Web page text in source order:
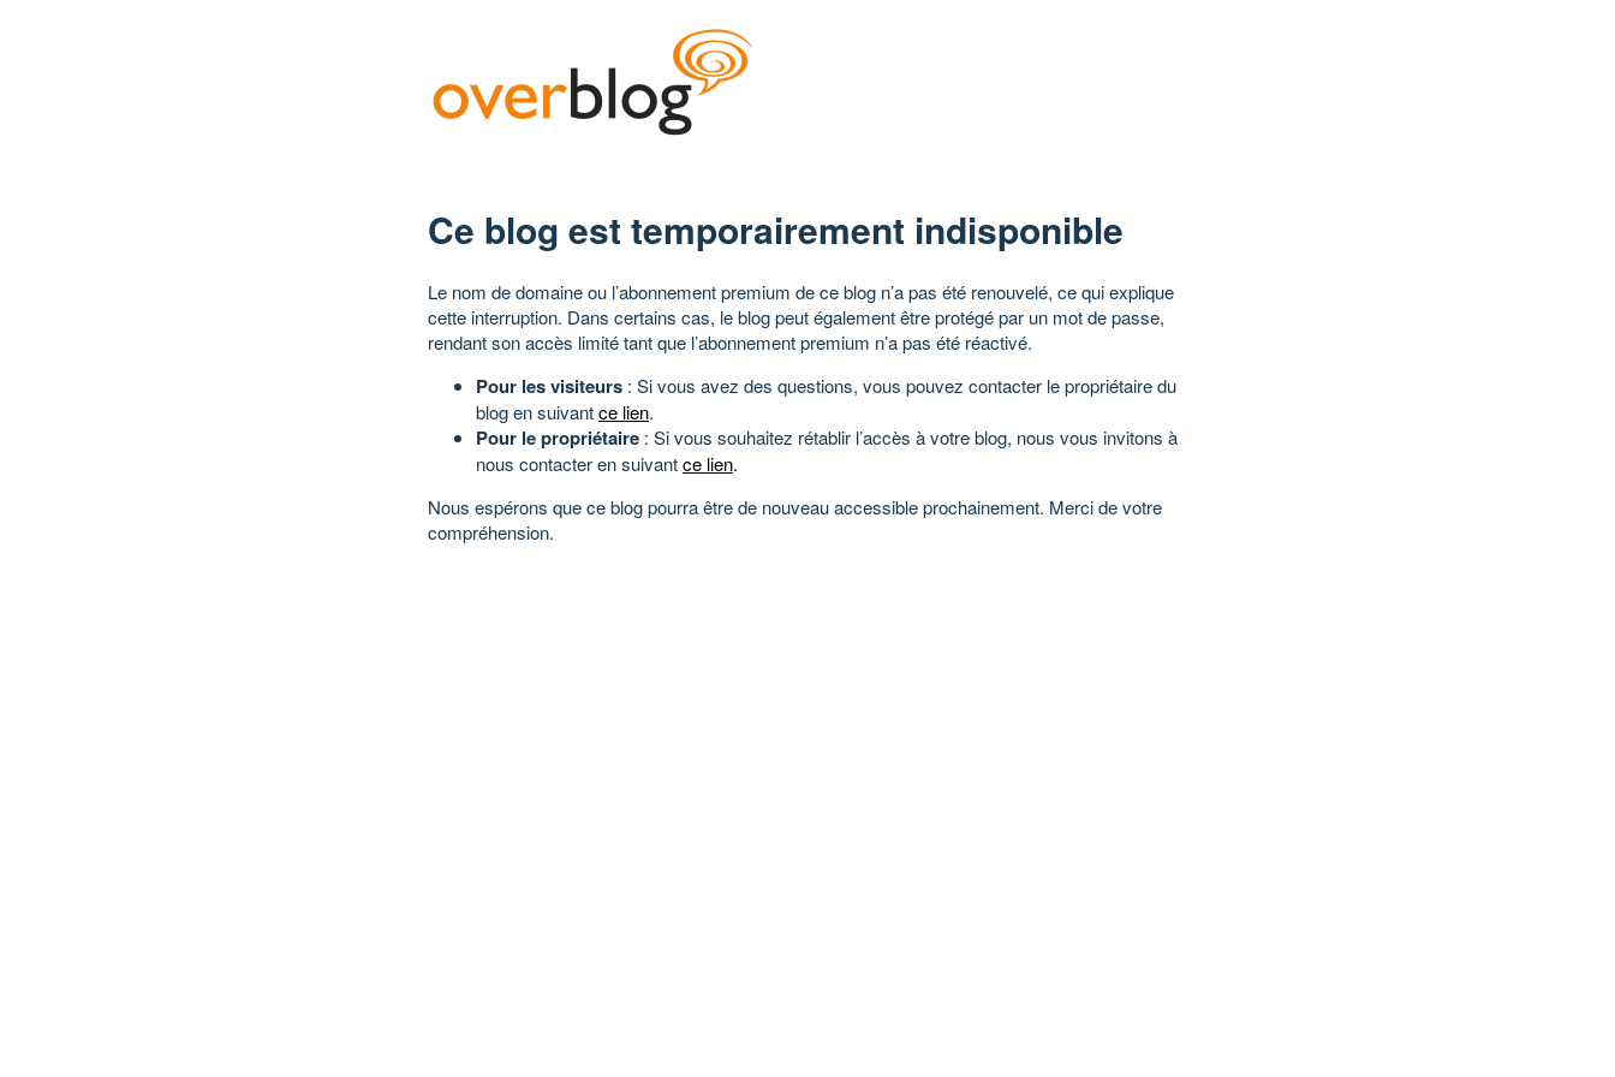
Ce blog est temporairement indisponible
Le nom de domaine ou l’abonnement premium de ce blog n’a pas été renouvelé, ce qui explique
cette interruption. Dans certains cas, le blog peut également être protégé par un mot de passe,
rendant son accès limité tant que l’abonnement premium n’a pas été réactivé.
Pour les visiteurs : Si vous avez des questions, vous pouvez contacter le propriétaire du
blog en suivantce lien.
Pour le propriétaire : Si vous souhaitez rétablir l’accès à votre blog, nous vous invitons à
nous contacter en suivantce lien.
Nous espérons que ce blog pourra être de nouveau accessible prochainement. Merci de votre
compréhension.